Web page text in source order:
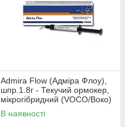
Admira Flow (Адміра Флоу),
шпр.1.8г - Текучий ормокер,
мікрогібридний (VOCO/Воко)
В наявності